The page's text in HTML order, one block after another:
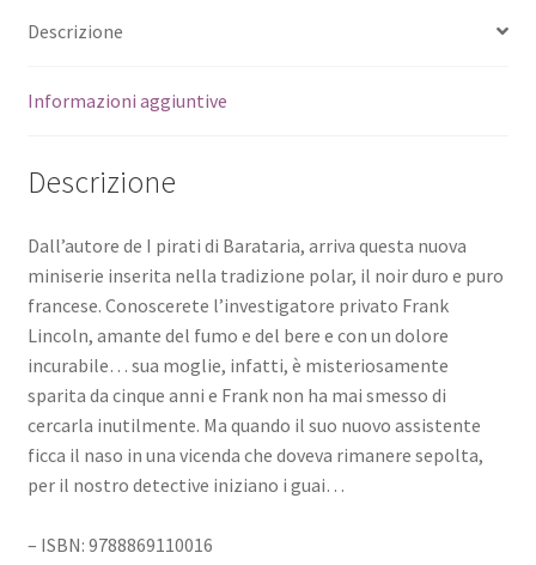
Descrizione
Informazioni aggiuntive
Descrizione
Dall’autore de I pirati di Barataria, arriva questa nuova
miniserie inserita nella tradizione polar, il noir duro e puro
francese. Conoscerete l’investigatore privato Frank
Lincoln, amante del fumo e del bere e con un dolore
incurabile… sua moglie, infatti, è misteriosamente
sparita da cinque anni e Frank non ha mai smesso di
cercarla inutilmente. Ma quando il suo nuovo assistente
ficca il naso in una vicenda che doveva rimanere sepolta,
per il nostro detective iniziano i guai…
– ISBN: 9788869110016